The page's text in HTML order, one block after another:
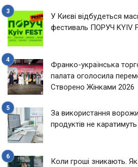
У Києві відбудеться
фестиваль ПОРУЧ KYIV
Франко-українська
палата оголосила
Створено Жінками 2026
За використання
продуктів не каратимуть
Коли гроші зникають.